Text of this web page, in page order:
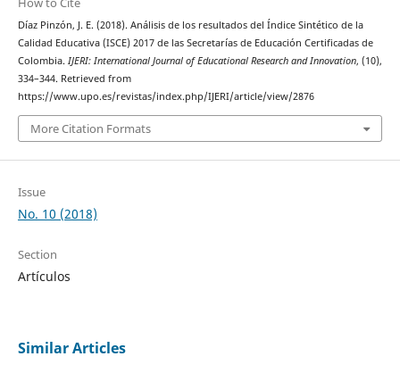
Díaz Pinzón, J. E. (2018). Análisis de los resultados del Índice Sintético de la
Calidad Educativa (ISCE) 2017 de las Secretarías de Educación Certificadas de
Colombia. IJERI: International Journal of Educational Research and Innovation, (10),
334–344. Retrieved from
https://www.upo.es/revistas/index.php/IJERI/article/view/2876
More Citation Formats
Issue
No. 10 (2018)
Section
Artículos
Similar Articles